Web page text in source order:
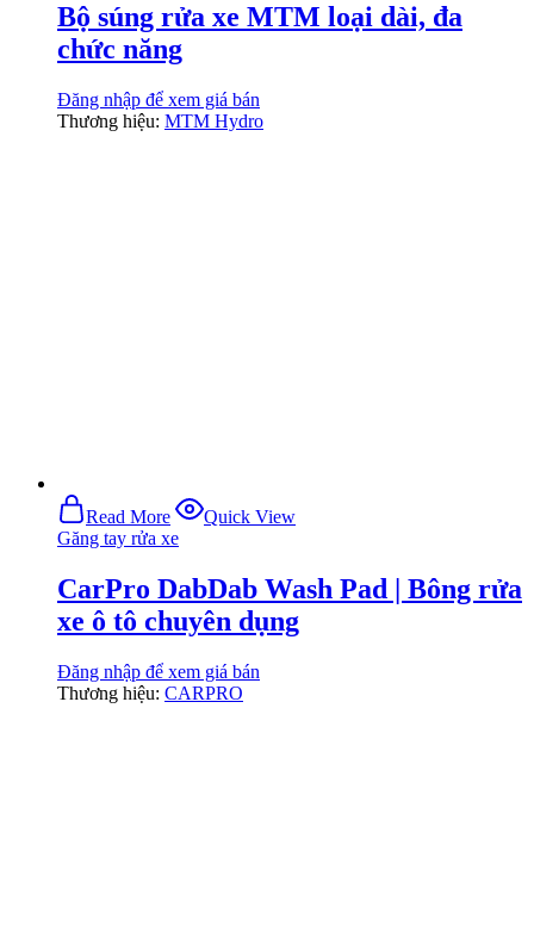
Bộ súng rửa xe MTM loại dài, đa
chức năng
Đăng nhập để xem giá bán
Thương hiệu: MTM Hydro
Read More
Quick View
Găng tay rửa xe
CarPro DabDab Wash Pad | Bông rửa
xe ô tô chuyên dụng
Đăng nhập để xem giá bán
Thương hiệu: CARPRO